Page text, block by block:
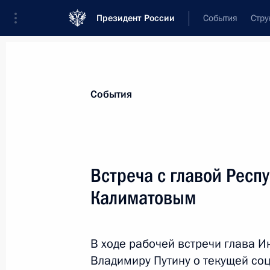
Президент России События
Встреча с главой Ингушетии
17 февраля 2026 года, 14:10
Мария Львова-Белова посетила
События
Встреча с главой
Калиматовым
В ходе рабочей встречи глава
Владимиру Путину о текущей